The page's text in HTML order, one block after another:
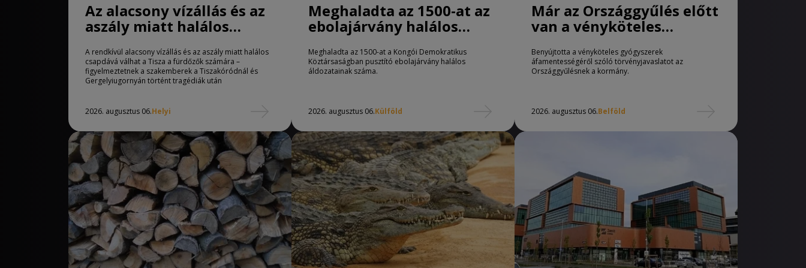
Az alacsony vízállás és az
aszály miatt halálos
csapdává válhat a Tisza
A rendkívül alacsony vízállás és az aszály miatt halálos
csapdává válhat a Tisza a fürdőzők számára –
figyelmeztetnek a szakemberek a Tiszakóródnál és
Gergelyiugornyán történt tragédiák után
2026. augusztus 06.Helyi
Meghaladta az 1500-at az
ebolajárvány halálos
áldozatainak száma
Meghaladta az 1500-at a Kongói Demokratikus
Köztársaságban pusztító ebolajárvány halálos
áldozatainak száma.
2026. augusztus 06.Külföld
Már az Országgyűlés előtt
van a vényköteles
gyógyszerek
áfamentességéről szóló
törvényjavaslat
Benyújtotta a vényköteles gyógyszerek
áfamentességéről szóló törvényjavaslatot az
Országgyűlésnek a kormány.
2026. augusztus 06.Belföld